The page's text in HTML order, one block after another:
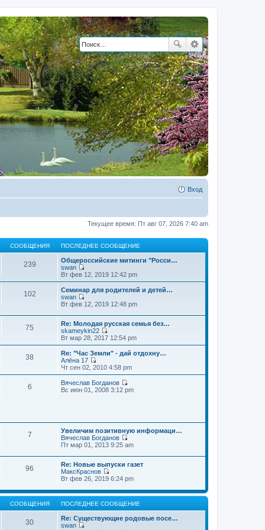
Вход
Текущее время: Пт авг 07, 2026 7:40 am
СООБЩЕНИЯ ПОСЛЕДНЕЕ СООБЩЕНИЕ
239
Общероссийские митинги "Росси…
swan
П
е
р
е
й
т
и
к
п
о
с
л
е
д
м
у
б
щ
е
н
ю
Вт фев 12, 2019 12:42 pm
102
Семинар для родителей и детей…
swan
П
р
е
й
т
и
к
п
о
с
л
е
у
с
о
о
щ
е
н
и
Вт фев 12, 2019 12:48 pm
75
Re: Молодая русская семья без…
skameykin22
П
е
р
е
й
к
п
е
д
н
е
у
с
о
о
щ
н
ю
Вт мар 28, 2017 12:54 pm
38
Re: "Час Земли" - дай отдохну…
Алёна 17
П
е
р
е
й
п
о
с
л
д
н
е
м
с
о
о
щ
Чт сен 02, 2010 4:58 pm
6
Вячеслав Богданов
П
т
и
п
л
д
е
м
у
с
Вс июн 01, 2008 3:12 pm
7
Увеличим позитивную информаци…
Вячеслав Богданов
П
р
е
т
к
п
о
л
Пт мар 01, 2013 9:25 am
96
Re: Новые выпуски газет
МаксКраснов
П
р
е
й
т
и
Вт фев 26, 2019 6:24 pm
СООБЩЕНИЯ ПОСЛЕДНЕЕ СООБЩЕНИЕ
30
Re: Существующие родовые посе…
swan